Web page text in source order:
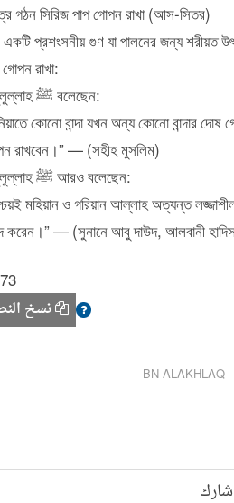
গঠন সিরিজ পাপ গোপন রাখা (আস-সিতর)
প্রশংসনীয় গুণ যা পালনের জন্য শরীয়ত
রাখা:
রাসূলুল্লাহ ﷺ বলেছেন:
কোনো বান্দা যখন অন্য কোনো বান্দার
রাখবেন।” — (সহীহ মুসলিম)
রাসূলুল্লাহ ﷺ আরও বলেছেন:
মহিয়ান ও গরিয়ান আল্লাহ অত্যন্ত
করেন।” — (সুনানে আবু দাউদ, আলবানী
73
نسخ النص
BN-ALAKHLAQ